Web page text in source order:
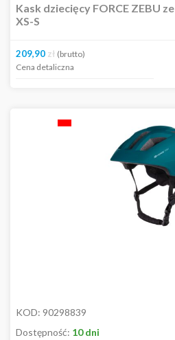
Kask dziecięcy FORCE ZEBU
XS-S
209,90 zł (brutto)
Cena detaliczna
KOD: 90298839
Dostępność: 10 dni